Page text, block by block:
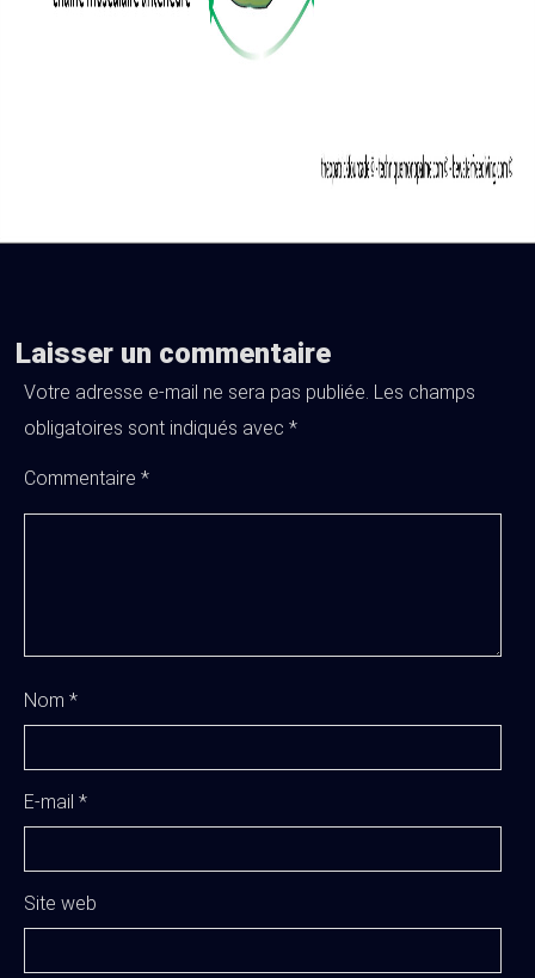
Laisser un commentaire
Votre adresse e-mail ne sera pas publiée. Les champs
obligatoires sont indiqués avec *
Commentaire *
Nom *
E-mail *
Site web